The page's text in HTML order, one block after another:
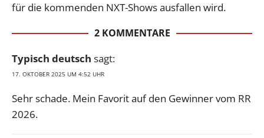
für die kommenden NXT-Shows ausfallen wird.
2 KOMMENTARE
Typisch deutsch sagt:
17. OKTOBER 2025 UM 4:52 UHR
Sehr schade. Mein Favorit auf den Gewinner vom RR
2026.